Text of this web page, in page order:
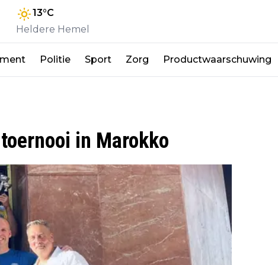
13°C
Heldere Hemel
Politie Sport Zorg Productwaarschuwing
in Marokko